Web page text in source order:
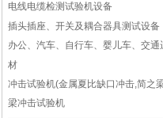
电线电缆检测试验机设备
插头插座、开关及耦合器具测试设备
办公、汽车、自行车、婴儿车、交通
材
冲击试验机(金属夏比缺口冲击,简之
梁冲击试验机